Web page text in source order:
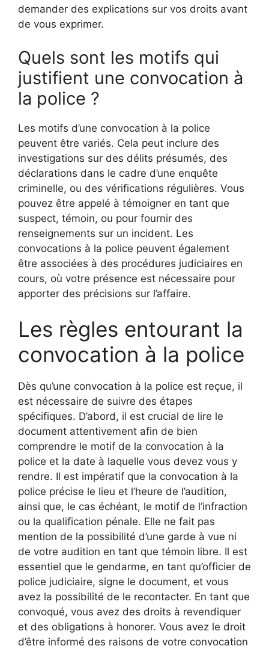
demander des explications sur vos droits avant
de vous exprimer.
Quels sont les motifs qui
justifient une convocation à
la police ?
Les motifs d’une convocation à la police
peuvent être variés. Cela peut inclure des
investigations sur des délits présumés, des
déclarations dans le cadre d’une enquête
criminelle, ou des vérifications régulières. Vous
pouvez être appelé à témoigner en tant que
suspect, témoin, ou pour fournir des
renseignements sur un incident. Les
convocations à la police peuvent également
être associées à des procédures judiciaires en
cours, où votre présence est nécessaire pour
apporter des précisions sur l’affaire.
Les règles entourant la
convocation à la police
Dès qu’une convocation à la police est reçue, il
est nécessaire de suivre des étapes
spécifiques. D’abord, il est crucial de lire le
document attentivement afin de bien
comprendre le motif de la convocation à la
police et la date à laquelle vous devez vous y
rendre. Il est impératif que la convocation à la
police précise le lieu et l’heure de l’audition,
ainsi que, le cas échéant, le motif de l’infraction
ou la qualification pénale. Elle ne fait pas
mention de la possibilité d’une garde à vue ni
de votre audition en tant que témoin libre. Il est
essentiel que le gendarme, en tant qu’officier de
police judiciaire, signe le document, et vous
avez la possibilité de le recontacter. En tant que
convoqué, vous avez des droits à revendiquer
et des obligations à honorer. Vous avez le droit
d’être informé des raisons de votre convocation